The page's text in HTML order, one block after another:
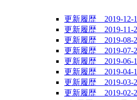
更新履歴 2019-12-
更新履歴 2019-11-
更新履歴 2019-08-
更新履歴 2019-07-
更新履歴 2019-06-
更新履歴 2019-04-
更新履歴 2019-03-
更新履歴 2019-02-